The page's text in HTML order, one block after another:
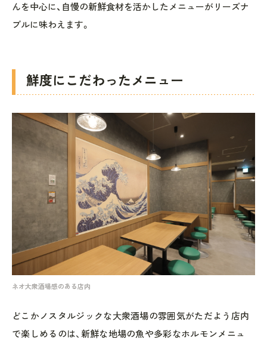
んを中心に、自慢の新鮮食材を活かしたメニューがリーズナ
ブルに味わえます。
鮮度にこだわったメニュー
ネオ大衆酒場感のある店内
どこかノスタルジックな大衆酒場の雰囲気がただよう店内
で楽しめるのは、新鮮な地場の魚や多彩なホルモンメニュ